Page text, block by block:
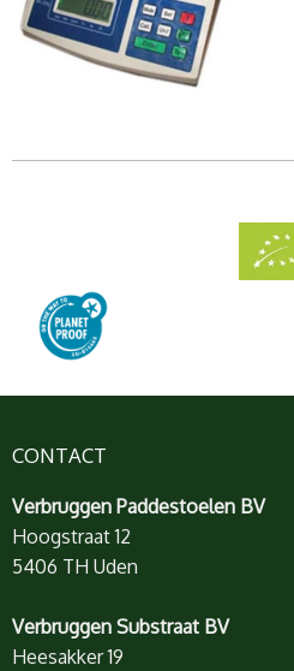
CONTACT
Verbruggen Paddestoelen BV
Hoogstraat 12
5406 TH Uden
Verbruggen Substraat BV
Heesakker 19